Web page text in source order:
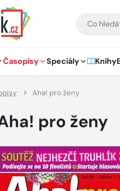
Časopisy Speciály Knihy
Aha! pro ženy
pro ženy